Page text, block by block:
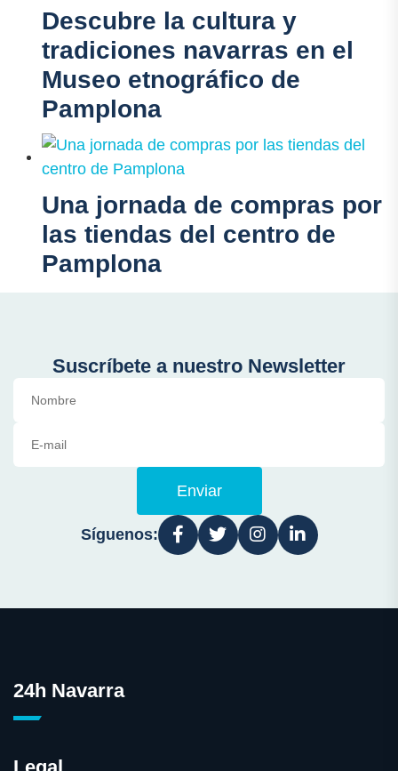
Descubre la cultura y
tradiciones navarras en el
Museo etnográfico de
Pamplona
Una jornada de compras por
las tiendas del centro de
Pamplona
Suscríbete a nuestro Newsletter
Enviar
Síguenos:
24h Navarra